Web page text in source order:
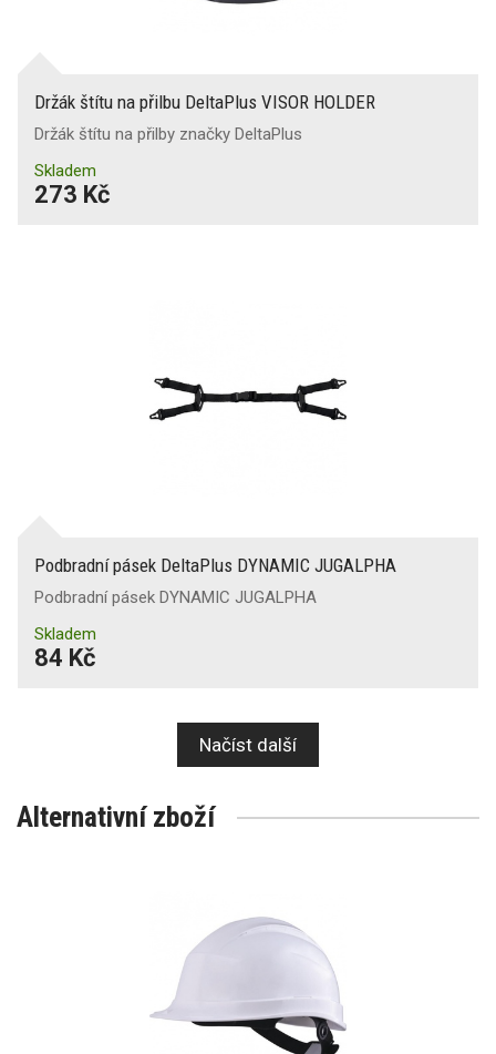
Držák štítu na přilbu DeltaPlus VISOR HOLDER
Držák štítu na přilby značky DeltaPlus
Skladem
273 Kč
Podbradní pásek DeltaPlus DYNAMIC JUGALPHA
Podbradní pásek DYNAMIC JUGALPHA
Skladem
84 Kč
Načíst další
Alternativní zboží